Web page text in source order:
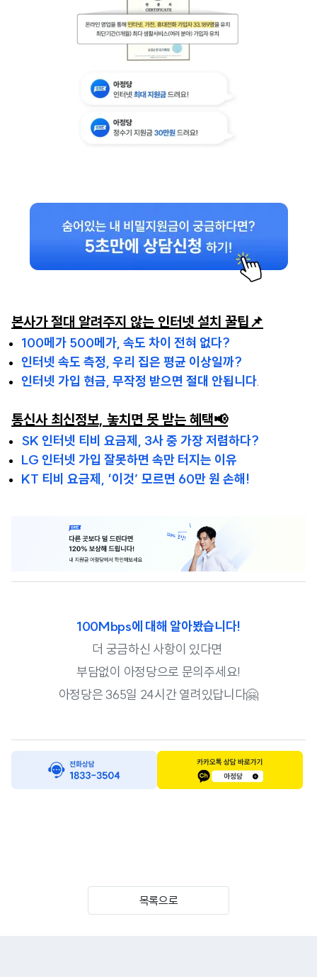
본사가 절대 알려주지 않는 인터넷 설치 꿀팁📌
100메가 500메가, 속도 차이 전혀 없다?
인터넷 속도 측정, 우리 집은 평균 이상일까?
인터넷 가입 현금, 무작정 받으면 절대 안됩니다.
통신사 최신정보, 놓치면 못 받는 혜택📢
SK 인터넷 티비 요금제, 3사 중 가장 저렴하다?
LG 인터넷 가입 잘못하면 속만 터지는 이유
KT 티비 요금제, ‘이것’ 모르면 60만 원 손해!
100Mbps에 대해 알아봤습니다!
더 궁금하신 사항이 있다면
부담없이 아정당으로 문의주세요!
아정당은 365일 24시간 열려있답니다🤗
목록으로